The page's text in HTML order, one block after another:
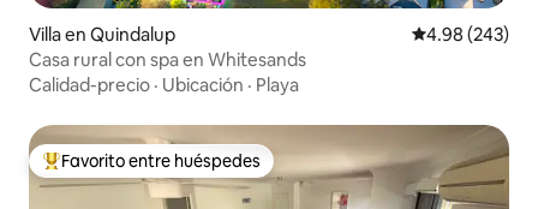
Villa en Quindalup Calificación
4.98 (243)
Casa rural con spa en Whitesands
Calidad-precio · Ubicación · Playa
Favorito entre huéspedes preferido
Favorito entre huéspedes